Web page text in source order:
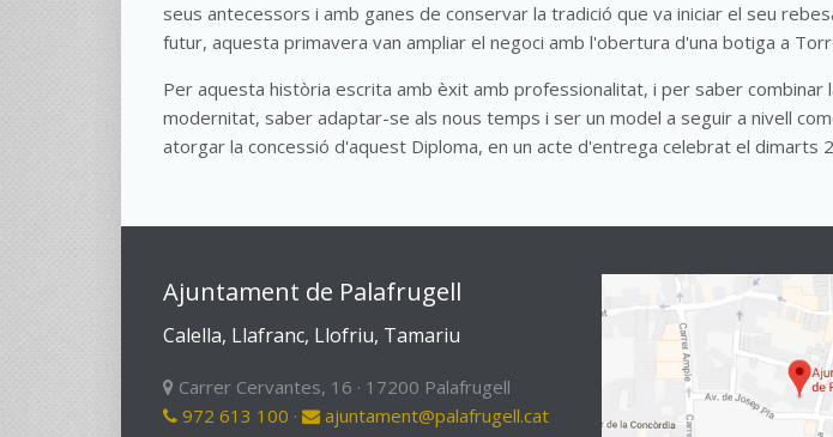
seus antecessors i amb ganes de conservar la tradició que va iniciar el seu
futur, aquesta primavera van ampliar el negoci amb l'obertura d'una botiga a
Per aquesta història escrita amb èxit amb professionalitat, i per saber combinar
modernitat, saber adaptar-se als nous temps i ser un model a seguir a nivell
atorgar la concessió d'aquest Diploma, en un acte d'entrega celebrat el dimarts
Ajuntament de Palafrugell
Calella, Llafranc, Llofriu, Tamariu
Carrer Cervantes, 16 · 17200 Palafrugell
972 613 100 ·
ajuntament@palafrugell.cat